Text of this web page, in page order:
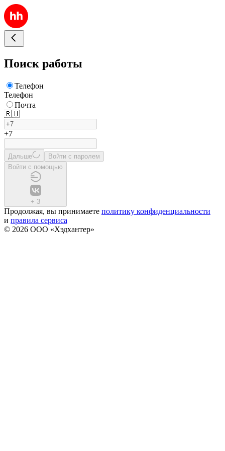
Поиск работы
Телефон
Телефон
Почта
🇷🇺
+7
Дальше
Войти с паролем
Войти с помощью
+ 3
Продолжая, вы принимаете политику конфиденциальности
и правила сервиса
© 2026 ООО «Хэдхантер»